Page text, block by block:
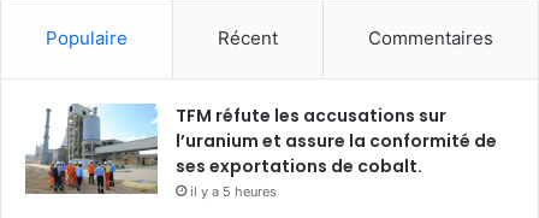
Populaire Récent Commentaires
TFM réfute les accusations sur
l’uranium et assure la conformité de
ses exportations de cobalt.
il y a 5 heures